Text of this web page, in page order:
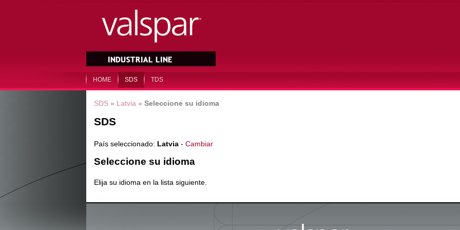
HOME SDS TDS
SDS » Latvia » Seleccione su idioma
SDS
País seleccionado: Latvia - Cambiar
Seleccione su idioma
Elija su idioma en la lista siguiente.